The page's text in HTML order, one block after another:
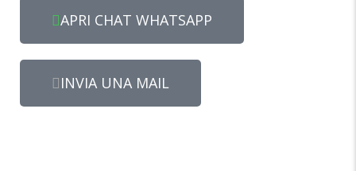
APRI CHAT WHATSAPP
INVIA UNA MAIL